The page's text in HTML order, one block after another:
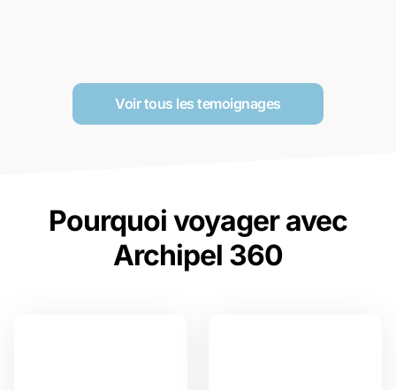
Voir tous les temoignages
Pourquoi voyager avec
Archipel 360